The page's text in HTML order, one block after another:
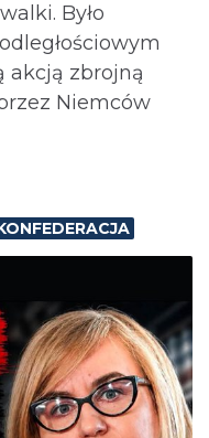
Było
akcją zbrojną
Niemców